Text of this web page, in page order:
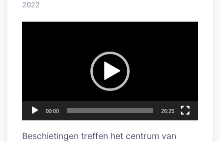
2022
00:00 26:25
Beschietingen treffen het centrum van